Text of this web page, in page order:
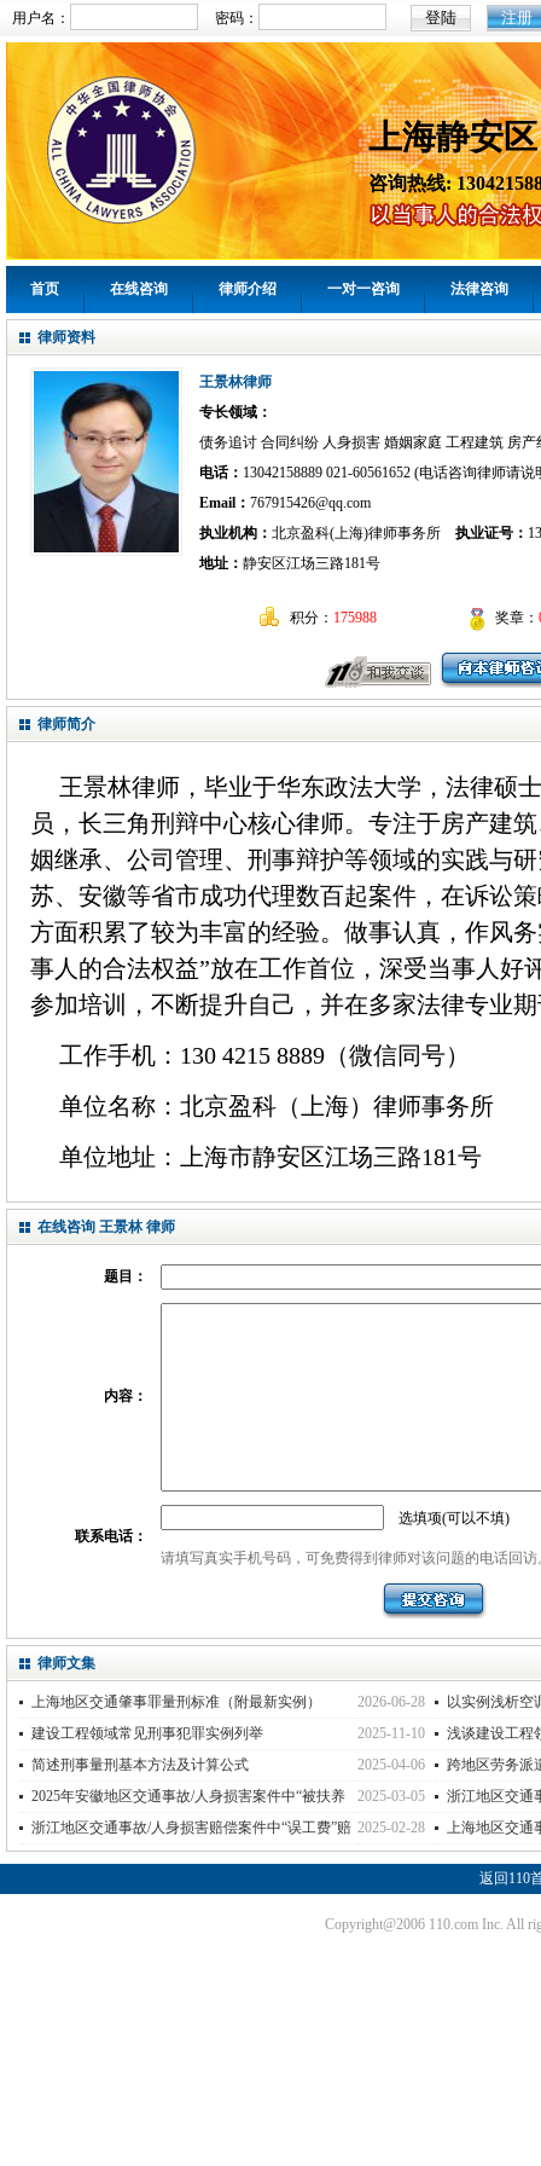
用户名： 密码： 注册
上海静安
咨询热线:
首页 在线咨询 律师介绍 一对一咨询 法律咨询
律师资料
王景林律师
专长领域：
债务追讨 合同纠纷 人身损害 婚姻家庭 工程建筑 房
电话： 13042158889 021-60561652 (电话咨询律师请说
Email： 767915426@qq.com
执业机构： 北京盈科(上海)律师事务所 执业证号：
地址： 静安区江场三路181号
积分： 175988 奖章：
律师简介
王景林律师，毕业于华东政法大学，法律硕
员，长三角刑辩中心核心律师。专注于房产建
姻继承、公司管理、刑事辩护等领域的实践与
苏、安徽等省市成功代理数百起案件，在诉讼
方面积累了较为丰富的经验。做事认真，作风
事人的合法权益”放在工作首位，深受当事人好
参加培训，不断提升自己，并在多家法律专业
工作手机：130 4215 8889（微信同号）
单位名称：北京盈科（上海）律师事务所
单位地址：上海市静安区江场三路181号
在线咨询 王景林 律师
题目：
内容：
联系电话：
选填项(可以不填)
请填写真实手机号码，可免费得到律师对该问题的电话回访
律师文集
上海地区交通肇事罪量刑标准（附最新实例） 2026-06-28
以实例浅析空
建设工程领域常见刑事犯罪实例列举
2025-11-10
浅谈建设工程
简述刑事量刑基本方法及计算公式
2025-04-06
跨地区劳务派
标准？
2025年安徽地区交通事故/人身损害案件中“被扶养
人生活费”赔偿标准
2025-03-05
浙江地区交通
偿标准问题
浙江地区交通事故/人身损害赔偿案件中“误工费”赔 2025-02-28
上海地区交通
返回110
Copyright@2006 110.com Inc. All